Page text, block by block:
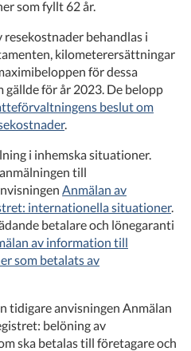
som fyllt 62 år.
behandlas i
kilometerersättningar
för dessa
för år 2023. De belopp
beslut om
.
i inhemska situationer.
till
Anmälan av
internationella situationer.
betalare och lönegaranti
av information till
som betalats av
tidigare anvisningen Anmälan
belöning av
ska betalas till företagare och